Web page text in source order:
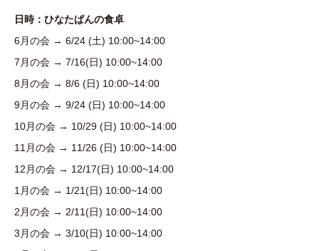
日時：ひなたぱんの食卓
6月の会 → 6/24 (土) 10:00~14:00
7月の会 → 7/16(日) 10:00~14:00
8月の会 → 8/6 (日) 10:00~14:00
9月の会 → 9/24 (日) 10:00~14:00
10月の会 → 10/29 (日) 10:00~14:00
11月の会 → 11/26 (日) 10:00~14:00
12月の会 → 12/17(日) 10:00~14:00
1月の会 → 1/21(日) 10:00~14:00
2月の会 → 2/11(日) 10:00~14:00
3月の会 → 3/10(日) 10:00~14:00